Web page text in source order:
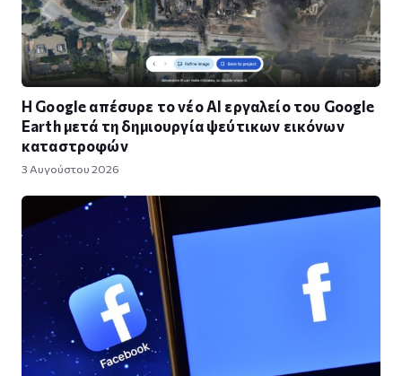
Η Google απέσυρε το νέο AI εργαλείο του Google
Earth μετά τη δημιουργία ψεύτικων εικόνων
καταστροφών
3 Αυγούστου 2026